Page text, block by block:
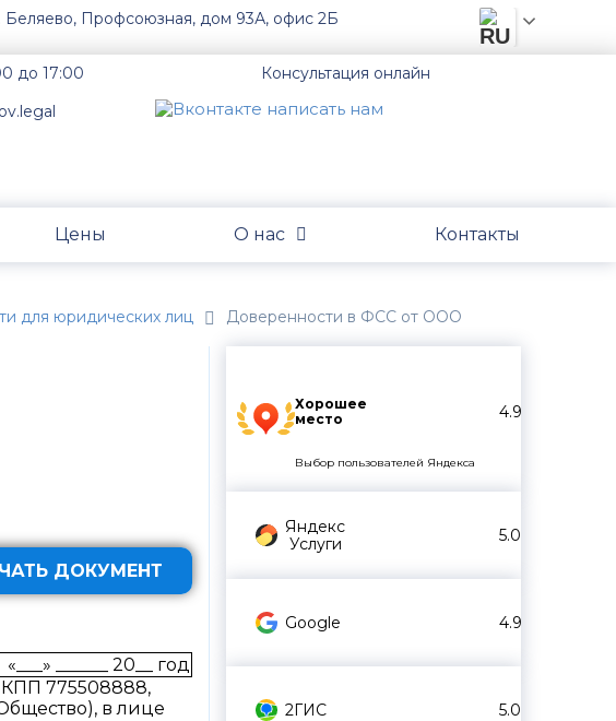
Беляево, Профсоюзная, дом 93А, офис 2Б
до 17:00
Консультация онлайн
Цены О нас Контакты
для юридических лиц Доверенности в ФСС от ООО
Хорошее
место
4.9
Выбор пользователей Яндекса
Яндекс
Услуги
5.0
Google 4.9
2ГИС 5.0
ДОКУМЕНТ
«___» ______ 20__ год
КПП 775508888,
в лице